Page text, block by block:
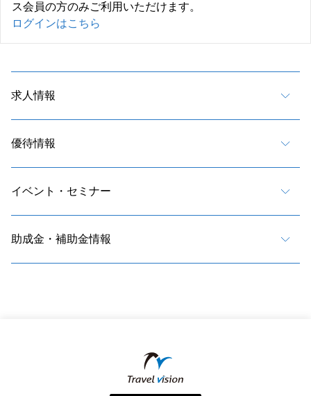
ス会員の方のみご利用いただけます。
ログインはこちら
求人情報
優待情報
イベント・セミナー
助成金・補助金情報